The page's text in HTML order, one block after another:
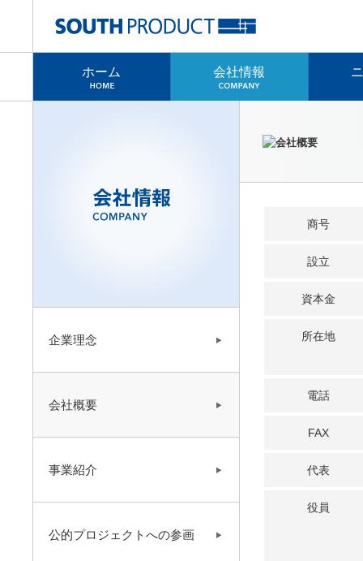
ホーム 会社情報
企業理念
会社概要
事業紹介
公的プロジェクトへの参画
商号
設立
資本金
所在地
電話
FAX
代表
役員